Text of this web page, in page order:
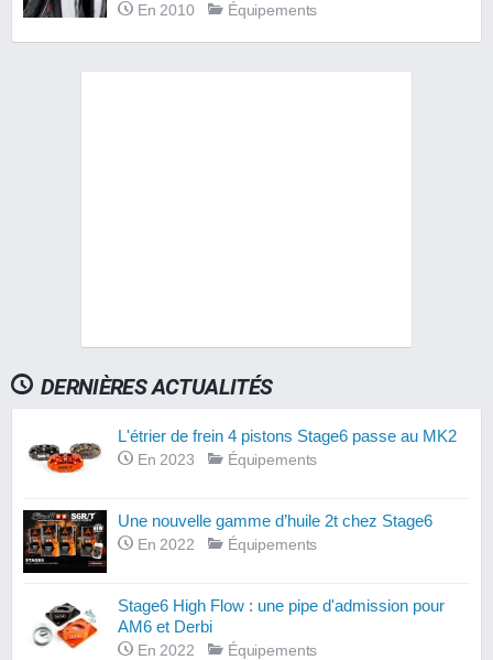
En 2010 Équipements
DERNIÈRES ACTUALITÉS
L'étrier de frein 4 pistons Stage6 passe au MK2
En 2023 Équipements
Une nouvelle gamme d’huile 2t chez Stage6
En 2022 Équipements
Stage6 High Flow : une pipe d'admission pour
AM6 et Derbi
En 2022 Équipements